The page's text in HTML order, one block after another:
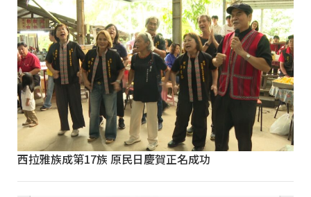
西拉雅族成第17族 原民日慶賀正名成功